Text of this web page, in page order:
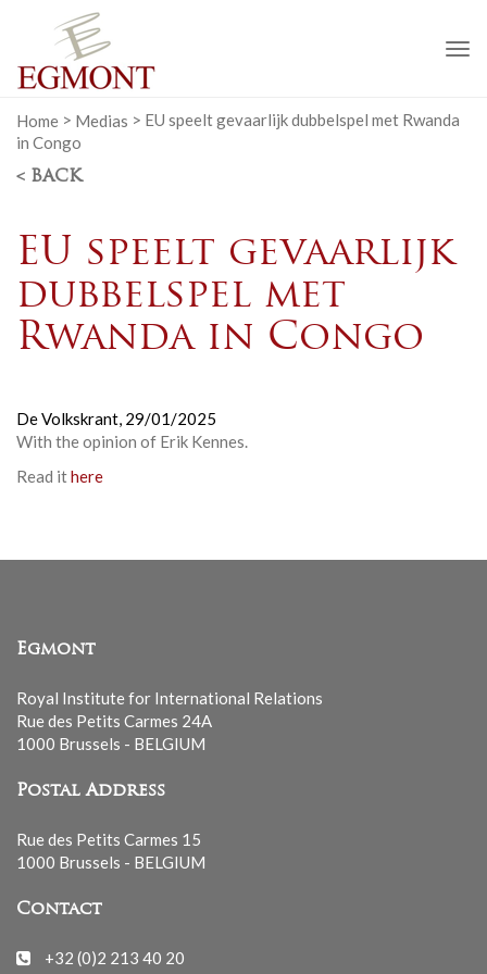
Home > Medias > EU speelt gevaarlijk dubbelspel met Rwanda
in Congo
< BACK
EU speelt gevaarlijk
dubbelspel met
Rwanda in Congo
De Volkskrant, 29/01/2025
With the opinion of Erik Kennes.
Read ithere
Egmont
Royal Institute for International Relations
Rue des Petits Carmes 24A
1000 Brussels - BELGIUM
Postal Address
Rue des Petits Carmes 15
1000 Brussels - BELGIUM
Contact
+32 (0)2 213 40 20